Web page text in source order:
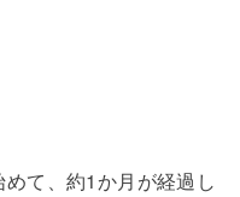
て、約1か月が経過し